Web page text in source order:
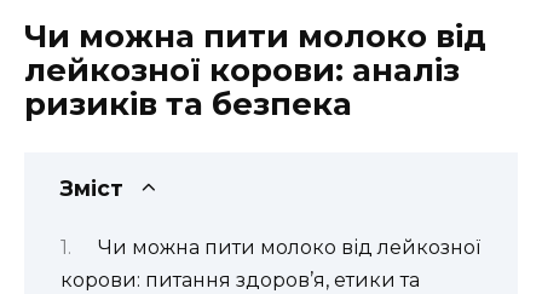
Чи можна пити молоко від
лейкозної корови: аналіз
ризиків та безпека
Зміст
Чи можна пити молоко від лейкозної
корови: питання здоров’я, етики та